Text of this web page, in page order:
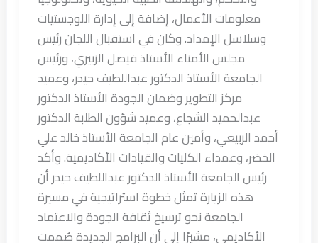
معلومات الأعمال، إضافة إلى إدارة اللوجستيات
وسلاسل الإمداد. وكان في استقبال اللجان رئيس
مجلس الأمناء الأستاذ فيصل الزبيري، ورئيس
الجامعة الأستاذ الدكتور عبداللطيف حيدر، وعميد
مركز التطوير وضمان الجودة الأستاذ الدكتور
عبدالحميد الشجاع، وعميد شؤون الطلبة الدكتور
أحمد الربيعي، وأمين عام الجامعة الأستاذ خالد علي
الخضر، وعمداء الكليات والقيادات الأكاديمية. وأكد
رئيس الجامعة الأستاذ الدكتور عبداللطيف حيدر أن
هذه الزيارة تمثل خطوة استراتيجية في مسيرة
الجامعة نحو ترسيخ ثقافة الجودة والاعتماد
الأكاديمي، مشيرًا إلى أن البرامج الجديدة صُممت